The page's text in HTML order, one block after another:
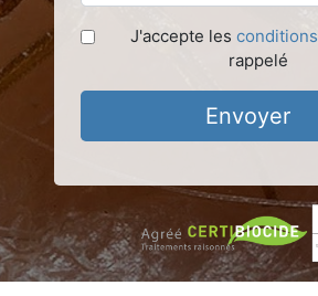
J'accepte les conditions
rappelé
Envoyer